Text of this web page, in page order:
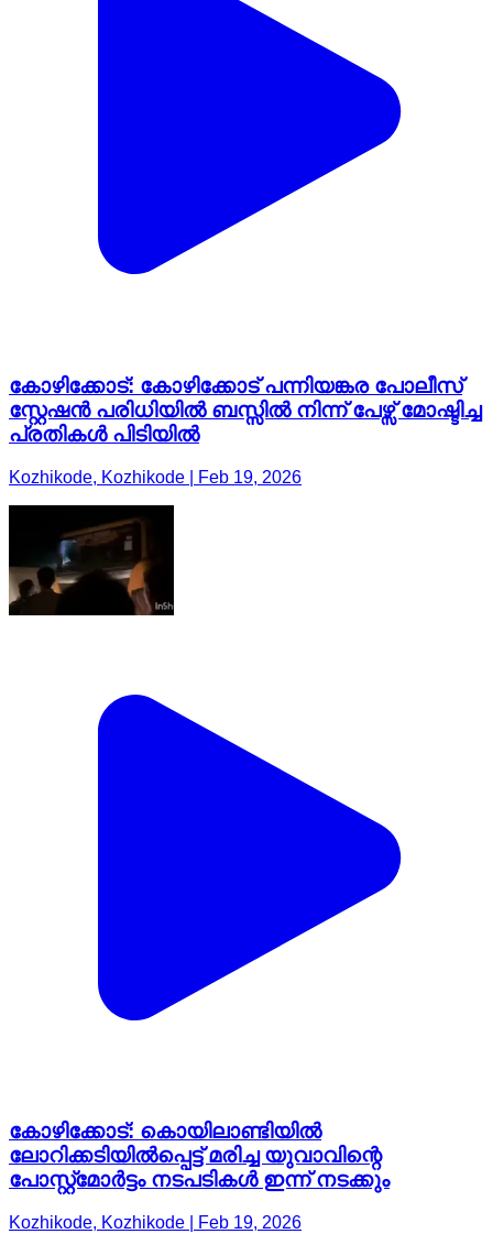
കോഴിക്കോട്: കോഴിക്കോട് പന്നിയങ്കര പോലീസ്
സ്റ്റേഷൻ പരിധിയിൽ ബസ്സിൽ നിന്ന് പേഴ്സ് മോഷ്ടിച്ച
പ്രതികൾ പിടിയിൽ
Kozhikode, Kozhikode | Feb 19, 2026
കോഴിക്കോട്: കൊയിലാണ്ടിയിൽ
ലോറിക്കടിയിൽപ്പെട്ട് മരിച്ച യുവാവിന്റെ
പോസ്റ്റ്മോർട്ടം നടപടികൾ ഇന്ന് നടക്കും
Kozhikode, Kozhikode | Feb 19, 2026